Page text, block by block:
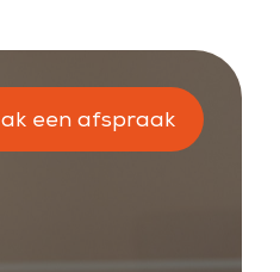
een afspraak